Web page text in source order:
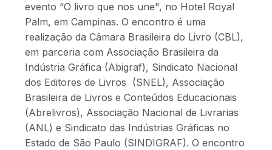
evento “O livro que nos une", no Hotel Royal
Palm, em Campinas. O encontro é uma
realização da Câmara Brasileira do Livro (CBL),
em parceria com Associação Brasileira da
Indústria Gráfica (Abigraf), Sindicato Nacional
dos Editores de Livros (SNEL), Associação
Brasileira de Livros e Conteúdos Educacionais
(Abrelivros), Associação Nacional de Livrarias
(ANL) e Sindicato das Indústrias Gráficas no
Estado de São Paulo (SINDIGRAF). O encontro